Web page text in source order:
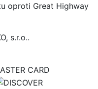
oproti Great Highway
s.r.o..